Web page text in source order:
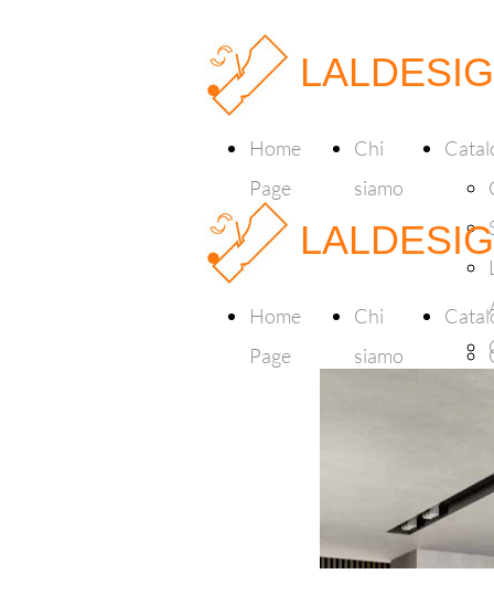
Home
Page
Chi
siamo
Home
Page
Chi
siamo